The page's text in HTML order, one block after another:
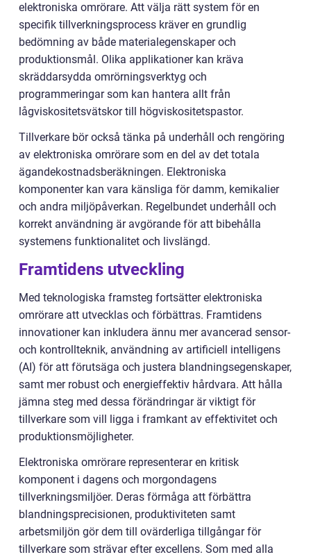
elektroniska omrörare. Att välja rätt system för en
specifik tillverkningsprocess kräver en grundlig
bedömning av både materialegenskaper och
produktionsmål. Olika applikationer kan kräva
skräddarsydda omrörningsverktyg och
programmeringar som kan hantera allt från
lågviskositetsvätskor till högviskositetspastor.
Tillverkare bör också tänka på underhåll och rengöring
av elektroniska omrörare som en del av det totala
ägandekostnadsberäkningen. Elektroniska
komponenter kan vara känsliga för damm, kemikalier
och andra miljöpåverkan. Regelbundet underhåll och
korrekt användning är avgörande för att bibehålla
systemens funktionalitet och livslängd.
Framtidens utveckling
Med teknologiska framsteg fortsätter elektroniska
omrörare att utvecklas och förbättras. Framtidens
innovationer kan inkludera ännu mer avancerad sensor-
och kontrollteknik, användning av artificiell intelligens
(AI) för att förutsäga och justera blandningsegenskaper,
samt mer robust och energieffektiv hårdvara. Att hålla
jämna steg med dessa förändringar är viktigt för
tillverkare som vill ligga i framkant av effektivitet och
produktionsmöjligheter.
Elektroniska omrörare representerar en kritisk
komponent i dagens och morgondagens
tillverkningsmiljöer. Deras förmåga att förbättra
blandningsprecisionen, produktiviteten samt
arbetsmiljön gör dem till ovärderliga tillgångar för
tillverkare som strävar efter excellens. Som med alla